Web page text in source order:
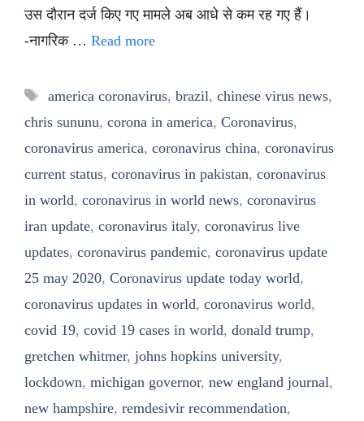
उस दौरान दर्ज किए गए मामले अब आधे से कम रह गए हैं।
-नागरिक … Read more
Tags
america coronavirus, brazil, chinese virus news,
chris sununu, corona in america, Coronavirus,
coronavirus america, coronavirus china, coronavirus
current status, coronavirus in pakistan, coronavirus
in world, coronavirus in world news, coronavirus
iran update, coronavirus italy, coronavirus live
updates, coronavirus pandemic, coronavirus update
25 may 2020, Coronavirus update today world,
coronavirus updates in world, coronavirus world,
covid 19, covid 19 cases in world, donald trump,
gretchen whitmer, johns hopkins university,
lockdown, michigan governor, new england journal,
new hampshire, remdesivir recommendation,